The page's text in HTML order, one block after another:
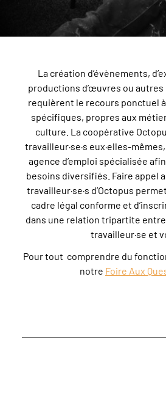
La création d’évènements,
productions d’œuvres ou
requièrent le recours ponctuel
spécifiques, propres aux
culture. La coopérative
travailleur·se·s eux·elles-
agence d’emploi spécialisée
besoins diversifiés. Faire appel
travailleur·se·s d’Octopus
cadre légal conforme et
dans une relation tripartite entre
travailleur·se et
Pour tout comprendre du
notre Foire Aux